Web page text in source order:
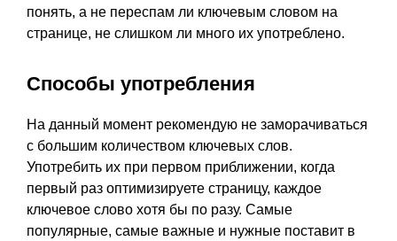
понять, а не переспам ли ключевым словом на
странице, не слишком ли много их употреблено.
Способы употребления
На данный момент рекомендую не заморачиваться
с большим количеством ключевых слов.
Употребить их при первом приближении, когда
первый раз оптимизируете страницу, каждое
ключевое слово хотя бы по разу. Самые
популярные, самые важные и нужные поставит в